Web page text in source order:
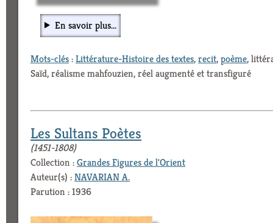
En savoir plus...
Mots-clés:Littérature-Histoire des textes,recit,poème,
Saïd, réalisme mahfouzien, réel augmenté et transfiguré
Les Sultans Poètes
(1451-1808)
Collection :Grandes Figures de l'Orient
Auteur(s) :NAVARIAN A.
Parution : 1936